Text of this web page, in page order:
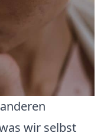
wir selbst